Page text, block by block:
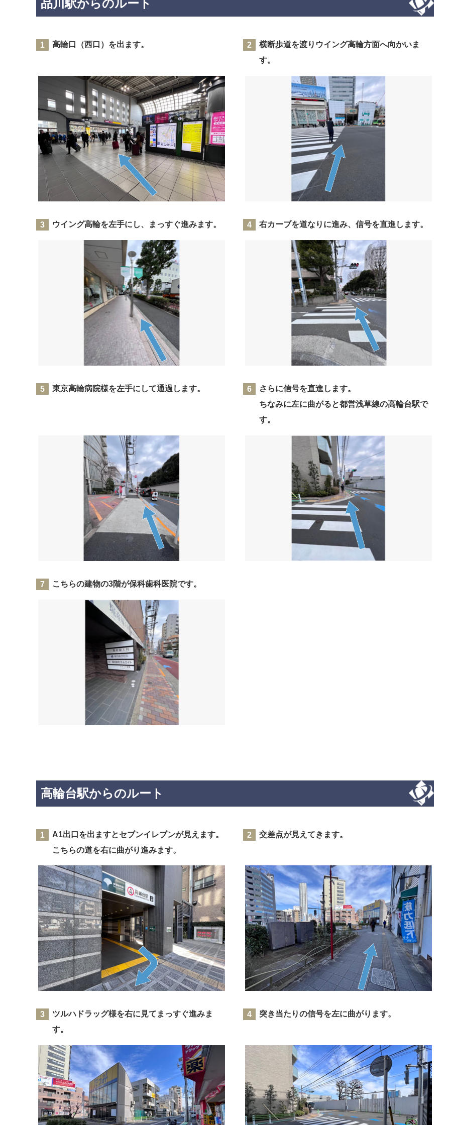
品川駅からのルート
高輪口（西口）を出ます。
横断歩道を渡りウイング高輪方面へ向かいま
す。
ウイング高輪を左手にし、まっすぐ進みます。 右カーブを道なりに進み、信号を直進します。
東京高輪病院様を左手にして通過します。
さらに信号を直進します。
ちなみに左に曲がると都営浅草線の高輪台駅で
す。
こちらの建物の3階が保科歯科医院です。
高輪台駅からのルート
A1出口を出ますとセブンイレブンが見えます。
こちらの道を右に曲がり進みます。
交差点が見えてきます。
ツルハドラッグ様を右に見てまっすぐ進みま
す。
突き当たりの信号を左に曲がります。